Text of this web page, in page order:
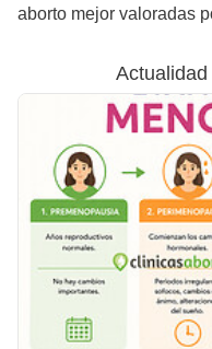
aborto mejor valoradas